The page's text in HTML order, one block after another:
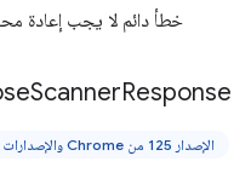
خطأ دائم لا يجب إعادة
ScannerResponse
الإصدار 125 من Chrome والإصدارات الأحدث